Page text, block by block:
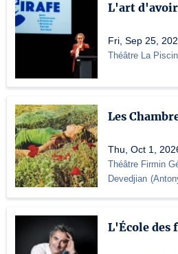
L'art
Fri, Sep 25,
Théâtre La
Les
Thu, Oct 1,
Théâtre Firmin
Devedjian (
L'École des